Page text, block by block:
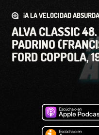
¡A LA VELOCIDAD
ALVA CLASSIC
PADRINO
FORD COPPOLA,